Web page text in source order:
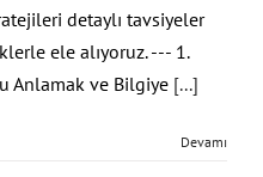
detaylı tavsiyeler
ele alıyoruz. --- 1.
Anlamak ve Bilgiye [...]
Devamı